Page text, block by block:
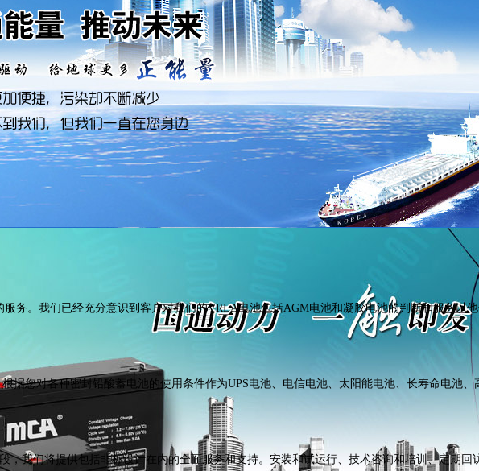
务。我们已经充分意识到客户对我们的VRLA电池包括AGM电池和凝胶电池的判断和服务以
据您对各种密封铅酸蓄电池的使用条件作为UPS电池、电信电池、太阳能电池、长寿命电池
我们将提供包括非标设计在内的全面服务和支持。安装和试运行、技术咨询和培训、定期回